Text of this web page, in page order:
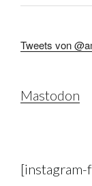
Tweets von
Mastodon
[instagram-